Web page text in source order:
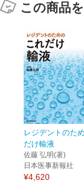
この商品
レジデントのた
だけ輸液
佐藤 弘明(著)
日本医事新報社
¥4,620